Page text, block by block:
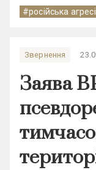
#російська
Звернення
Заява